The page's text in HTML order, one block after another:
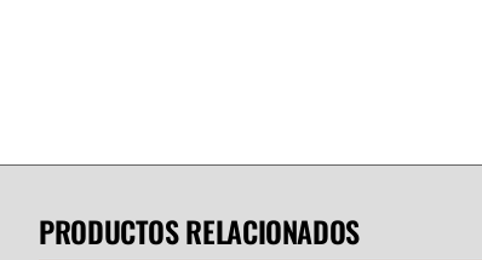
PRODUCTOS RELACIONADOS